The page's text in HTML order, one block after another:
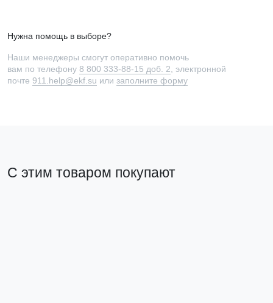
Нужна помощь в выборе?
Наши менеджеры смогут оперативно помочь
вам по телефону 8 800 333-88-15 доб. 2 , электронной
почте 911.help@ekf.su или заполните форму
С этим товаром покупают